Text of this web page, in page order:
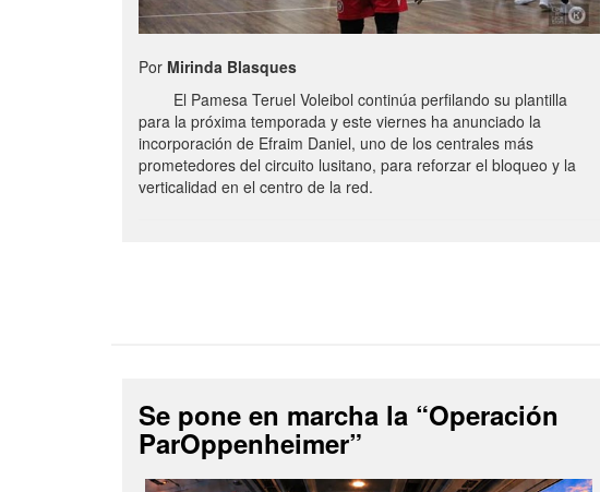
Por Mirinda Blasques
El Pamesa Teruel Voleibol continúa perfilando su plantilla
para la próxima temporada y este viernes ha anunciado la
incorporación de Efraim Daniel, uno de los centrales más
prometedores del circuito lusitano, para reforzar el bloqueo y la
verticalidad en el centro de la red.
Se pone en marcha la “Operación
ParOppenheimer”